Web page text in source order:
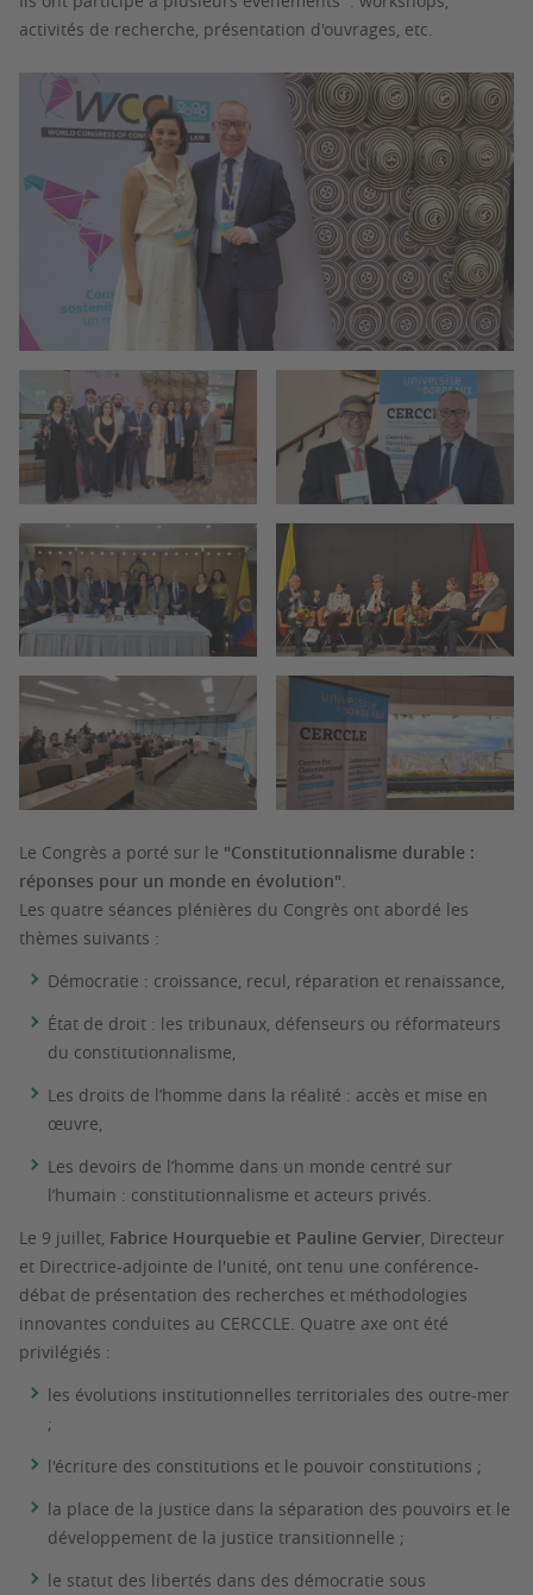
activités de recherche, présentation d'ouvrages, etc.
Le Congrès a porté sur le "Constitutionnalisme durable :
réponses pour un monde en évolution"
Les quatre séances plénières du Congrès ont abordé les
thèmes suivants :
Démocratie : croissance, recul, réparation et renaissance,
État de droit : les tribunaux, défenseurs ou réformateurs
du constitutionnalisme,
Les droits de l’homme dans la réalité : accès et mise en
œuvre,
Les devoirs de l’homme dans un monde centré sur
l’humain : constitutionnalisme et acteurs privés.
Le 9 juillet, Fabrice Hourquebie et Pauline Gervier , Directeur
et Directrice-adjointe de l'unité, ont tenu une conférence-
débat de présentation des recherches et méthodologies
innovantes conduites au CERCCLE. Quatre axe ont été
privilégiés :
les évolutions institutionnelles territoriales des outre-mer
;
l'écriture des constitutions et le pouvoir constitutions ;
la place de la justice dans la séparation des pouvoirs et le
développement de la justice transitionnelle ;
le statut des libertés dans des démocratie sous